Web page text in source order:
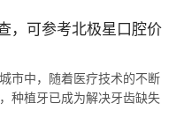
，可参考北极星口腔价
市中，随着医疗技术的不断
种植牙已成为解决牙齿缺失